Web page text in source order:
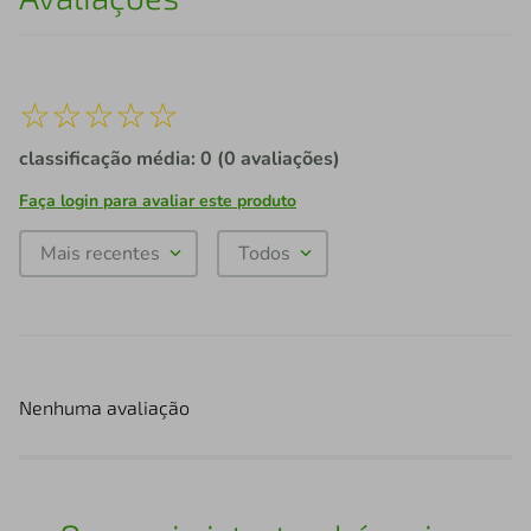
☆☆☆☆☆
classificação média: 0 (0 avaliações)
Faça login para avaliar este produto
Mais recentes Todos
Nenhuma avaliação